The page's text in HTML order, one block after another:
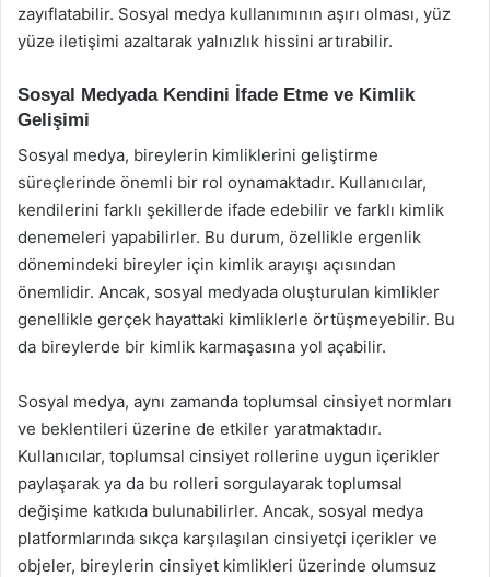
zayıflatabilir. Sosyal medya kullanımının aşırı olması, yüz
yüze iletişimi azaltarak yalnızlık hissini artırabilir.
Sosyal Medyada Kendini İfade Etme ve Kimlik
Gelişimi
Sosyal medya, bireylerin kimliklerini geliştirme
süreçlerinde önemli bir rol oynamaktadır. Kullanıcılar,
kendilerini farklı şekillerde ifade edebilir ve farklı kimlik
denemeleri yapabilirler. Bu durum, özellikle ergenlik
dönemindeki bireyler için kimlik arayışı açısından
önemlidir. Ancak, sosyal medyada oluşturulan kimlikler
genellikle gerçek hayattaki kimliklerle örtüşmeyebilir. Bu
da bireylerde bir kimlik karmaşasına yol açabilir.
Sosyal medya, aynı zamanda toplumsal cinsiyet normları
ve beklentileri üzerine de etkiler yaratmaktadır.
Kullanıcılar, toplumsal cinsiyet rollerine uygun içerikler
paylaşarak ya da bu rolleri sorgulayarak toplumsal
değişime katkıda bulunabilirler. Ancak, sosyal medya
platformlarında sıkça karşılaşılan cinsiyetçi içerikler ve
objeler, bireylerin cinsiyet kimlikleri üzerinde olumsuz